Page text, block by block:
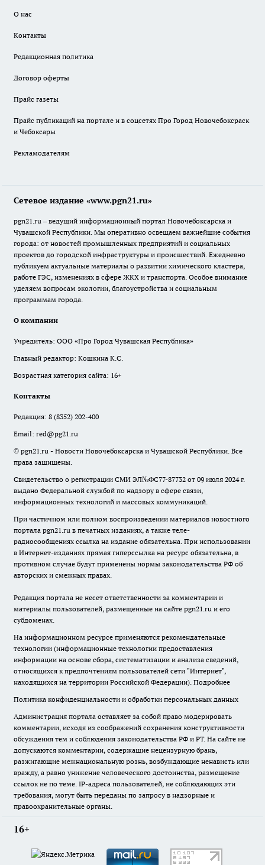
О нас
Контакты
Редакционная политика
Договор оферты
Прайс газеты
Прайс публикаций на портале и в соцсетях Про Город Новочебоксраск
и Чебоксары
Рекламодателям
Сетевое издание «www.pgn21.ru»
pgn21.ru – ведущий информационный портал Новочебоксарска и
Чувашской Республики. Мы оперативно освещаем важнейшие события
города: от новостей промышленных предприятий и социальных
проектов до городской инфраструктуры и происшествий. Ежедневно
публикуем актуальные материалы о развитии химического кластера,
работе ГЭС, изменениях в сфере ЖКХ и транспорта. Особое внимание
уделяем вопросам экологии, благоустройства и социальным
программам города.
О компании
Учредитель: ООО «Про Город Чувашская Республика»
Главный редактор: Кошкина К.С.
Возрастная категория сайта: 16+
Контакты
Редакция: 8 (8352) 202-400
Email: red@pg21.ru
© pgn21.ru - Новости Новочебоксарска и Чувашской Республики. Все
права защищены.
Свидетельство о регистрации СМИ ЭЛ№ФС77-87732 от 09 июля 2024 г.
выдано Федеральной службой по надзору в сфере связи,
информационных технологий и массовых коммуникаций.
При частичном или полном воспроизведении материалов новостного
портала pgn21.ru в печатных изданиях, а также теле-
радиосообщениях ссылка на издание обязательна. При использовании
в Интернет-изданиях прямая гиперссылка на ресурс обязательна, в
противном случае будут применены нормы законодательства РФ об
авторских и смежных правах.
Редакция портала не несет ответственности за комментарии и
материалы пользователей, размещенные на сайте pgn21.ru и его
субдоменах.
На информационном ресурсе применяются рекомендательные
технологии (информационные технологии предоставления
информации на основе сбора, систематизации и анализа сведений,
относящихся к предпочтениям пользователей сети "Интернет",
находящихся на территории Российской Федерации). Подробнее
Политика конфиденциальности и обработки персональных данных
Администрация портала оставляет за собой право модерировать
комментарии, исходя из соображений сохранения конструктивности
обсуждения тем и соблюдения законодательства РФ и РТ. На сайте не
допускаются комментарии, содержащие нецензурную брань,
разжигающие межнациональную рознь, возбуждающие ненависть или
вражду, а равно унижение человеческого достоинства, размещение
ссылок не по теме. IP-адреса пользователей, не соблюдающих эти
требования, могут быть переданы по запросу в надзорные и
правоохранительные органы.
16+